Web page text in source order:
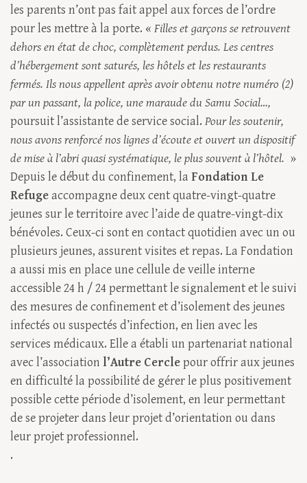
les parents n’ont pas fait appel aux forces de l’ordre
pour les mettre à la porte. « Filles et garçons se retrouvent
dehors en état de choc, complètement perdus. Les centres
d’hébergement sont saturés, les hôtels et les restaurants
fermés. Ils nous appellent après avoir obtenu notre numéro (2)
par un passant, la police, une maraude du Samu Social…,
poursuit l’assistante de service social. Pour les soutenir,
nous avons renforcé nos lignes d’écoute et ouvert un dispositif
de mise à l’abri quasi systématique, le plus souvent à l’hôtel. »
Depuis le début du confinement, la Fondation Le
Refugeaccompagne deux cent quatre-vingt-quatre
jeunes sur le territoire avec l’aide de quatre-vingt-dix
bénévoles. Ceux-ci sont en contact quotidien avec un ou
plusieurs jeunes, assurent visites et repas. La Fondation
a aussi mis en place une cellule de veille interne
accessible 24 h / 24 permettant le signalement et le suivi
des mesures de confinement et d’isolement des jeunes
infectés ou suspectés d’infection, en lien avec les
services médicaux. Elle a établi un partenariat national
avec l’associationl’Autre Cerclepour offrir aux jeunes
en difficulté la possibilité de gérer le plus positivement
possible cette période d’isolement, en leur permettant
de se projeter dans leur projet d’orientation ou dans
leur projet professionnel.
.